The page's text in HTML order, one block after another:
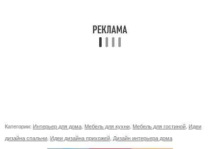
Категории: Интерьер для дома Мебель для кухни Мебель для гостиной Идеи
дизайна спальни Идеи дизайна прихожей Дизайн интерьера дома